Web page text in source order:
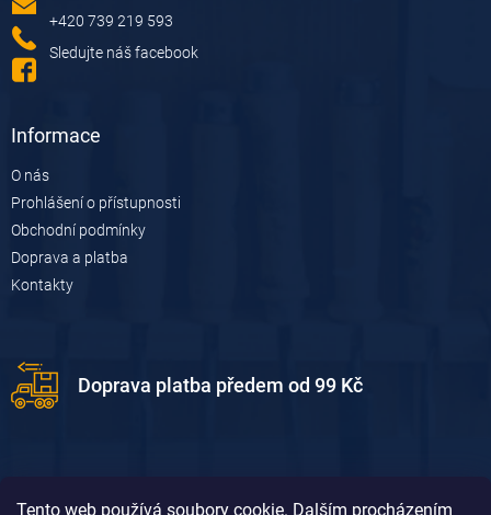
Tento web používá soubory cookie. Dalším procházením
+420 739 219 593
Sledujte náš facebook
Informace
O nás
Prohlášení o přístupnosti
Obchodní podmínky
Doprava a platba
Kontakty
Doprava platba předem od 99 Kč